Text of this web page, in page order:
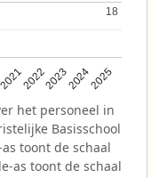
2022202320242025
18
18
het personeel in
Basisschool
toont de schaal
as toont de schaal